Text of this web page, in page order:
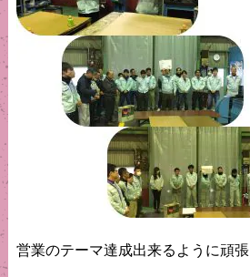
営業のテーマ達成出来るように頑張